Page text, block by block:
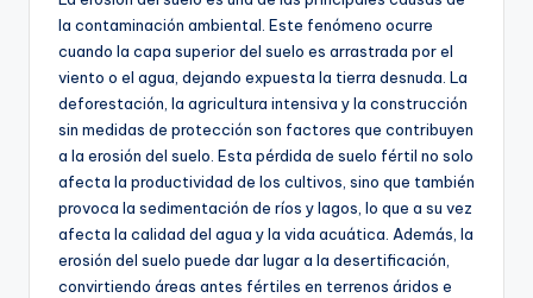
la contaminación ambiental. Este fenómeno ocurre
cuando la capa superior del suelo es arrastrada por el
viento o el agua, dejando expuesta la tierra desnuda. La
deforestación, la agricultura intensiva y la construcción
sin medidas de protección son factores que contribuyen
a la erosión del suelo. Esta pérdida de suelo fértil no solo
afecta la productividad de los cultivos, sino que también
provoca la sedimentación de ríos y lagos, lo que a su vez
afecta la calidad del agua y la vida acuática. Además, la
erosión del suelo puede dar lugar a la desertificación,
convirtiendo áreas antes fértiles en terrenos áridos e